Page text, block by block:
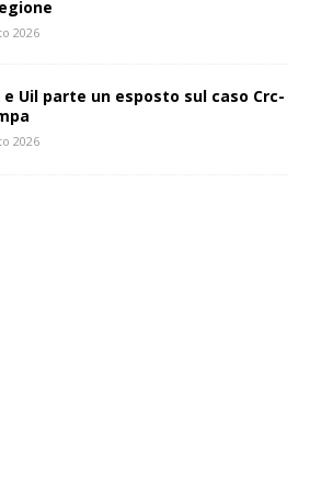
2026
e Uil parte un esposto sul caso Crc-
2026